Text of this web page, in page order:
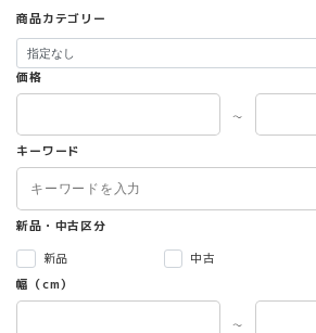
商品カテゴリー
価格
～
キーワード
新品・中古区分
新品
中古
幅（cm）
～